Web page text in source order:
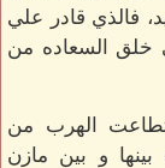
فالذي قادر علي
خلق السعاده من
الهرب من
بينها و بين مازن